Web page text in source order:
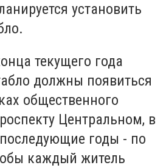
установить
текущего года
должны появиться
общественного
Центральном, в
годы - по
каждый житель